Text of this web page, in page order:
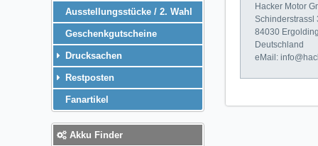
Hacker Motor
Schinderstrassl
84030 Ergolding
Deutschland
eMail:
Ausstellungsstücke / 2. Wahl
Geschenkgutscheine
Drucksachen
Restposten
Fanartikel
Akku Finder